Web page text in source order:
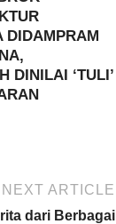
DIDAMPRAM
DINILAI ‘TULI’
NEXT ARTICLE
dari Berbagai